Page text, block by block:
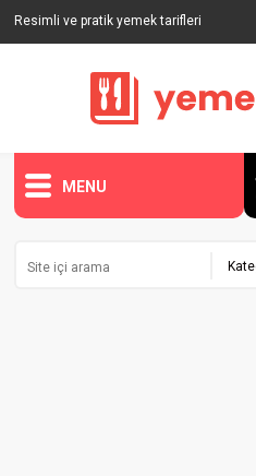
Resimli ve pratik yemek tarifleri
MENU